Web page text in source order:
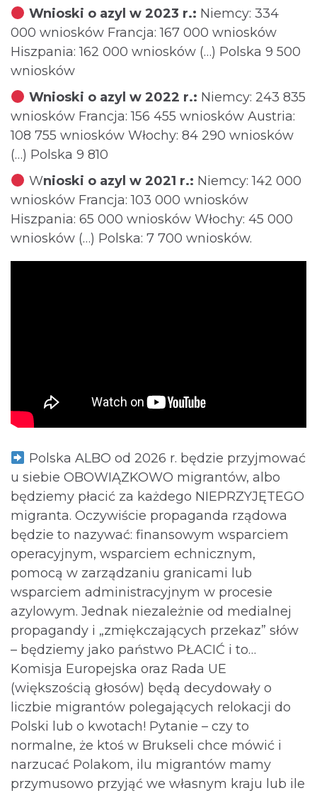
Wnioski o azyl w 2023 r.: Niemcy: 334
000 wniosków Francja: 167 000 wniosków
Hiszpania: 162 000 wniosków (…) Polska 9 500
wniosków
Wnioski o azyl w 2022 r.: Niemcy: 243 835
wniosków Francja: 156 455 wniosków Austria:
108 755 wniosków Włochy: 84 290 wniosków
(…) Polska 9 810
Wnioski o azyl w 2021 r.: Niemcy: 142 000
wniosków Francja: 103 000 wniosków
Hiszpania: 65 000 wniosków Włochy: 45 000
wniosków (…) Polska: 7 700 wniosków.
Polska ALBO od 2026 r. będzie przyjmować
u siebie OBOWIĄZKOWO migrantów, albo
będziemy płacić za każdego NIEPRZYJĘTEGO
migranta. Oczywiście propaganda rządowa
będzie to nazywać: finansowym wsparciem
operacyjnym, wsparciem echnicznym,
pomocą w zarządzaniu granicami lub
wsparciem administracyjnym w procesie
azylowym. Jednak niezależnie od medialnej
propagandy i „zmiękczających przekaz” słów
– będziemy jako państwo PŁACIĆ i to…
Komisja Europejska oraz Rada UE
(większością głosów) będą decydowały o
liczbie migrantów polegających relokacji do
Polski lub o kwotach! Pytanie – czy to
normalne, że ktoś w Brukseli chce mówić i
narzucać Polakom, ilu migrantów mamy
przymusowo przyjąć we własnym kraju lub ile